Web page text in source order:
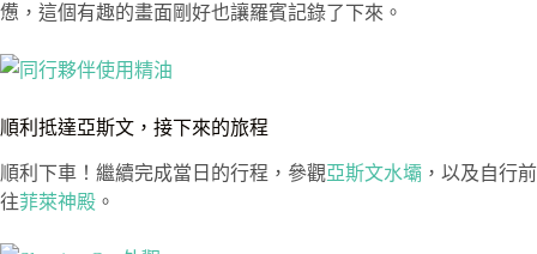
憊，這個有趣的畫面剛好也讓羅賓記錄了下來。
順利抵達亞斯文，接下來的旅程
順利下車！繼續完成當日的行程，參觀亞斯文水壩 ，以及自行前
往菲萊神殿 。